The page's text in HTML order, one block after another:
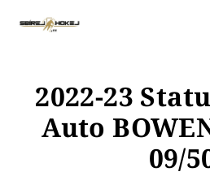
2022-23
Auto
09/